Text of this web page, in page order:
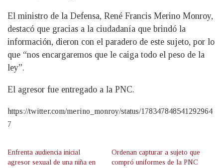
El ministro de la Defensa, René Francis Merino Monroy,
destacó que gracias a la ciudadanía que brindó la
información, dieron con el paradero de este sujeto, por lo
que “nos encargaremos que le caiga todo el peso de la
ley”.
El agresor fue entregado a la PNC.
https://twitter.com/merino_monroy/status/178347848541292964
7
Enfrenta audiencia inicial
agresor sexual de una niña en
Ordenan capturar a sujeto que
compró uniformes de la PNC